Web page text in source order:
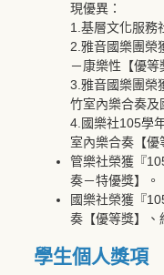
現優異：
1.基層文化服務
2.雅音國樂團榮
－康樂性【優等
3.雅音國樂團榮
竹室內樂合奏及
4.國樂社105學
室內樂合奏【優
管樂社榮獲『
奏－特優獎】。
國樂社榮獲『
奏【優等獎】、
​學生個人獎項